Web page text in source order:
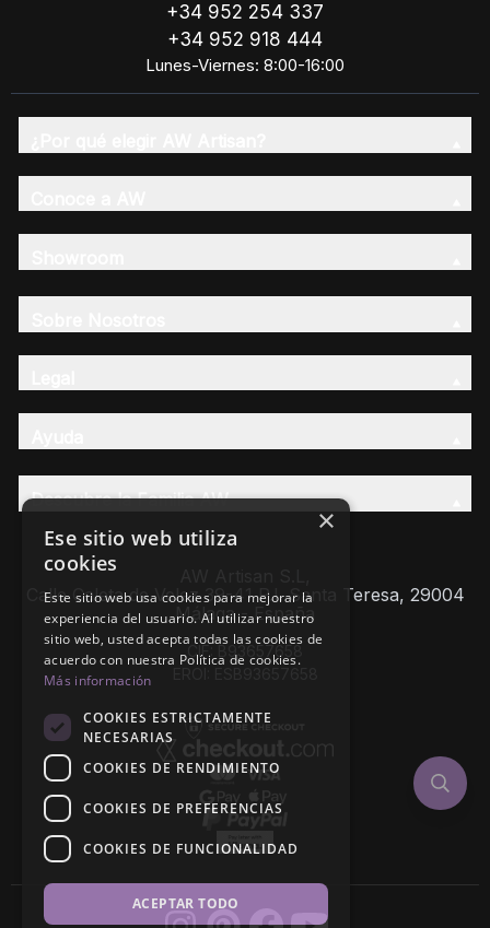
+34 952 254 337
+34 952 918 444
Lunes-Viernes: 8:00-16:00
Descubre la Familia AW
Calle Caleta de Velez 39-41 P.I. Santa Teresa, 29004
Málaga - España
CIF: B93657658
×
Ese sitio web utiliza
cookies
Este sitio web usa cookies para mejorar la
experiencia del usuario. Al utilizar nuestro
sitio web, usted acepta todas las cookies de
acuerdo con nuestra Política de cookies.
Más información
COOKIES ESTRICTAMENTE
NECESARIAS
COOKIES DE RENDIMIENTO
COOKIES DE PREFERENCIAS
COOKIES DE FUNCIONALIDAD
ACEPTAR TODO